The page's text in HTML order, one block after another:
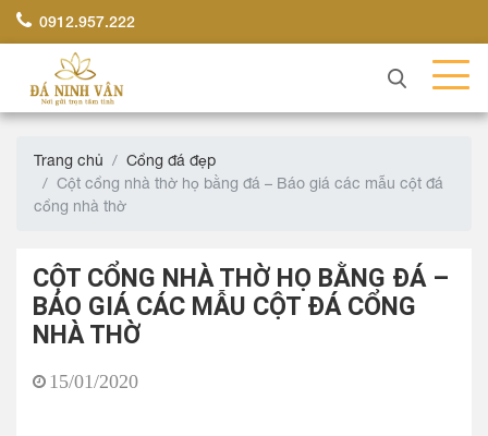
0912.957.222
Trang chủ
Cổng đá đẹp
Cột cổng nhà thờ họ bằng đá – Báo giá các mẫu cột đá
cổng nhà thờ
CỘT CỔNG NHÀ THỜ HỌ BẰNG ĐÁ –
BÁO GIÁ CÁC MẪU CỘT ĐÁ CỔNG
NHÀ THỜ
15/01/2020